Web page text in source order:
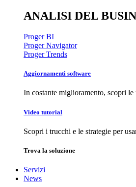
ANALISI DEL
Proger BI
Proger Navigator
Proger Trends
Aggiornamenti software
In costante miglioramento, scopri
Video tutorial
Scopri i trucchi e le strategie per
Trova la soluzione
Servizi
News